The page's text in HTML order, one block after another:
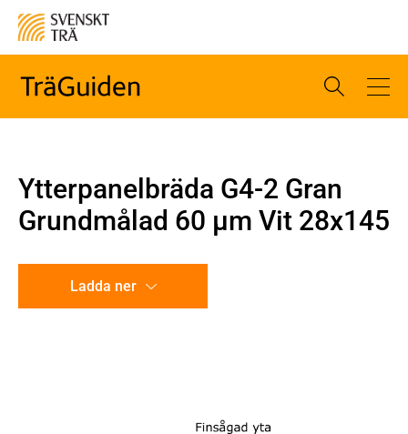
Ytterpanelbräda G4-2 Gran
Grundmålad 60 µm Vit 28x145
Ladda ner